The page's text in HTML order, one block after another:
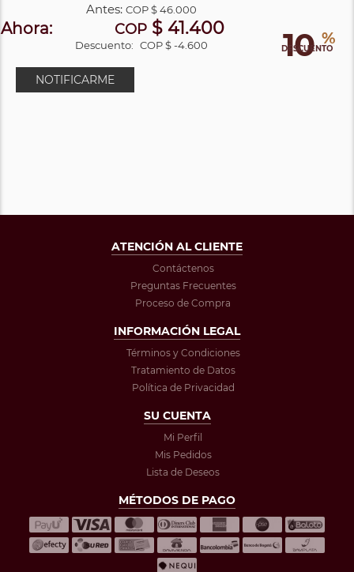
10 %
DESCUENTO
Antes:COP$ 46.000
Ahora: COP$ 41.400
Descuento: COP $ -4.600
NOTIFICARME
ATENCIÓN AL CLIENTE
Contáctenos
Preguntas Frecuentes
Proceso de Compra
INFORMACIÓN LEGAL
Términos y Condiciones
Tratamiento de Datos
Política de Privacidad
SU CUENTA
Mi Perfil
Mis Pedidos
Lista de Deseos
MÉTODOS DE PAGO